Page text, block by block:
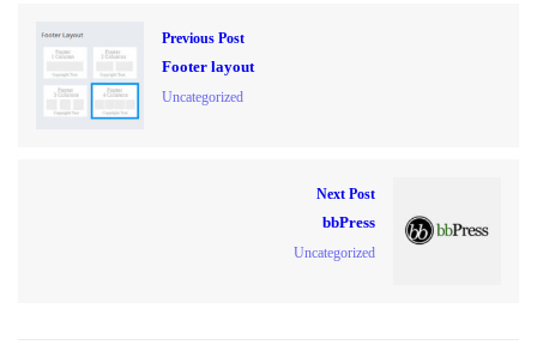
Previous Post
Footer layout
Uncategorized
Next Post
bbPress
Uncategorized